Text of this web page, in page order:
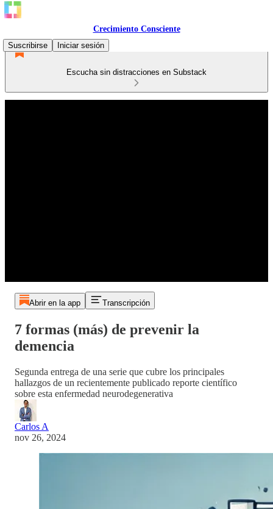
Crecimiento Consciente
Suscribirse
Iniciar sesión
Escucha sin distracciones en Substack
Abrir en la app Transcripción
7 formas (más) de prevenir la
demencia
Segunda entrega de una serie que cubre los principales
hallazgos de un recientemente publicado reporte científico
sobre esta enfermedad neurodegenerativa
Carlos A
nov 26, 2024